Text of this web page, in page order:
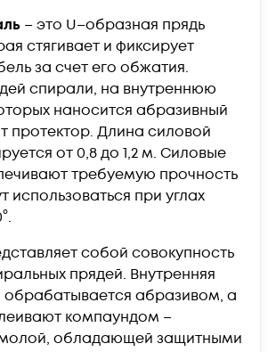
– это U–образная прядь
стягивает и фиксирует
за счет его обжатия.
спирали, на внутреннюю
наносится абразивный
протектор. Длина силовой
от 0,8 до 1,2 м. Силовые
требуемую прочность
использоваться при углах
собой совокупность
прядей. Внутренняя
обрабатывается абразивом, а
компаундом –
обладающей защитными